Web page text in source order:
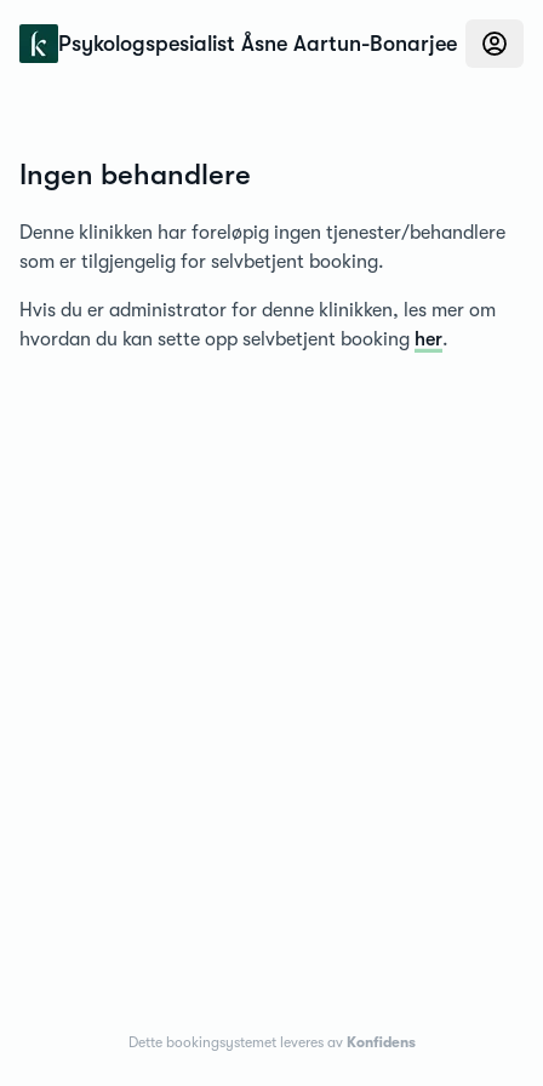
Psykologspesialist Åsne Aartun-Bonarjee
Ingen behandlere
Denne klinikken har foreløpig ingen tjenester/behandlere
som er tilgjengelig for selvbetjent booking.
Hvis du er administrator for denne klinikken, les mer om
hvordan du kan sette opp selvbetjent booking her.
Dette bookingsystemet leveres av Konfidens